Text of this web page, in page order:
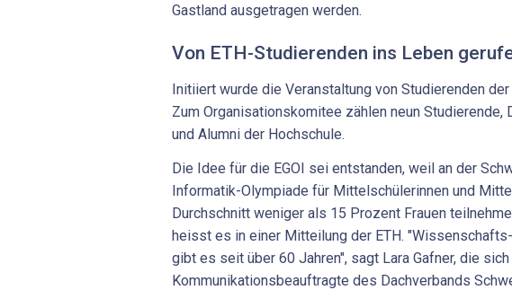
Gastland ausgetragen werden.
Von ETH-Studierenden ins Leben
Initiiert wurde die Veranstaltung von Studierenden der
Zum Organisationskomitee zählen neun Studierende,
und Alumni der Hochschule.
Die Idee für die EGOI sei entstanden, weil an der
Informatik-Olympiade für Mittelschülerinnen und
Durchschnitt weniger als 15 Prozent Frauen
heisst es in einer Mitteilung der ETH.
gibt es seit über 60 Jahren", sagt Lara Gafner, die
Kommunikationsbeauftragte des Dachverbands